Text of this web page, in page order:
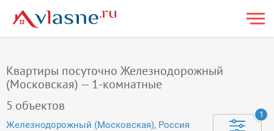
Квартиры посуточно Железнодорожный
(Московская) — 1-комнатные
5 объектов
Железнодорожный (Московская), Россия
1